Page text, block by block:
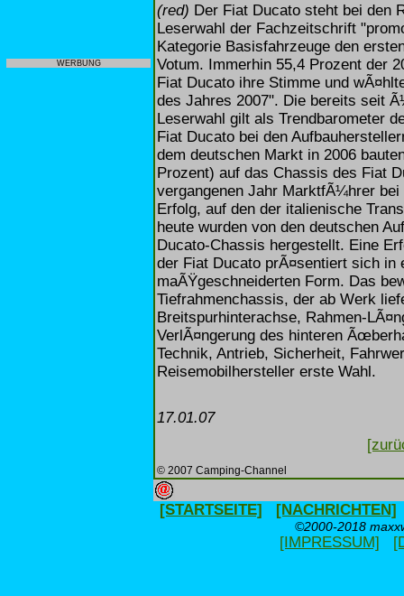
WERBUNG
(red) Der Fiat Ducato steht bei den
Leserwahl der Fachzeitschrift
Kategorie Basisfahrzeuge den
Votum. Immerhin 55,4 Prozent der
Fiat Ducato ihre Stimme und
des Jahres 2007". Die bereits seit
Leserwahl gilt als Trendbarometer
Fiat Ducato bei den
dem deutschen Markt in 2006
Prozent) auf das Chassis des Fiat
vergangenen Jahr MarktfÃ¼hrer
Erfolg, auf den der italienische
heute wurden von den deutschen
Ducato-Chassis hergestellt. Eine
der Fiat Ducato prÃ¤sentiert sich
maÃŸgeschneiderten Form. Das
Tiefrahmenchassis, der ab Werk
Breitspurhinterachse, Rahmen-
VerlÃ¤ngerung des hinteren
Technik, Antrieb, Sicherheit,
Reisemobilhersteller erste Wahl.
17.01.07
© 2007 Camping-Channel
[STARTSEITE] [NACHRICHTEN]
©2000-2018
[IMPRESSUM]